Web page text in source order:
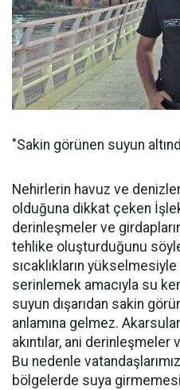
"Sakin görünen suyun
Nehirlerin havuz ve
olduğuna dikkat çeken
derinleşmeler ve
tehlike oluşturduğunu
sıcaklıkların yükselmesiyle
serinlemek amacıyla su
suyun dışarıdan sakin
anlamına gelmez.
akıntılar, ani
Bu nedenle
bölgelerde suya